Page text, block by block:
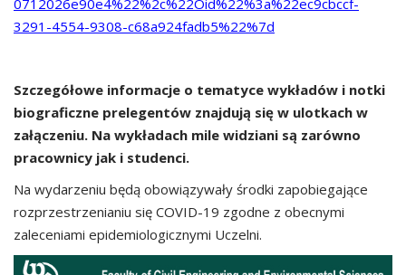
3291-4554-9308-c68a924fadb5%22%7d
Szczegółowe informacje o tematyce wykładów i notki
biograficzne prelegentów znajdują się w ulotkach w
załączeniu. Na wykładach mile widziani są zarówno
pracownicy jak i studenci.
Na wydarzeniu będą obowiązywały środki zapobiegające
rozprzestrzenianiu się COVID-19 zgodne z obecnymi
zaleceniami epidemiologicznymi Uczelni.